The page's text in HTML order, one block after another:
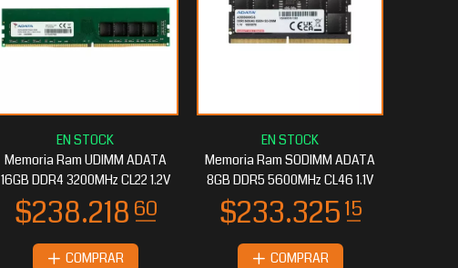
Memoria Ram UDIMM ADATA
16GB DDR4 3200MHz CL22 1.2V
COMPRAR
Memoria Ram SODIMM ADATA
8GB DDR5 5600MHz CL46 1.1V
COMPRAR